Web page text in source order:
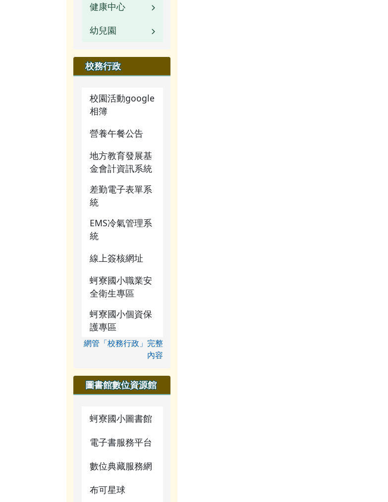
活動相簿
校園影音
公開資訊
檔案下載
常用連結
行事曆
校園公告
檔案下載
行事曆
校園公告
活動相簿
榮譽榜
校園影音
檔案下載
連結
蚵寮評鑑
電腦課程
宣導網站
健康中心
校園公告
業務職掌
行事曆
幼兒園
校園公告
業務職掌
活動相簿
校園影音
常用連結
檔案下載
行事曆
校務行政
校園活動google
相簿
營養午餐公告
地方教育發展基
金會計資訊系統
差勤電子表單系
統
EMS冷氣管理系
統
線上簽核網址
蚵寮國小職業安
全衛生專區
蚵寮國小個資保
護專區
網管「校務行政」完整
內容
圖書館數位資源館
蚵寮國小圖書館
電子書服務平台
數位典藏服務網
布可星球